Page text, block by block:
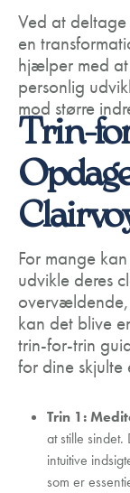
Ved at
en
hjælper med
personlig
mod større
Trin-
For mange
udvikle deres
overvældende,
kan det blive
trin-for-trin
for dine skjulte
Trin 1:
at stille
intuitive
som er